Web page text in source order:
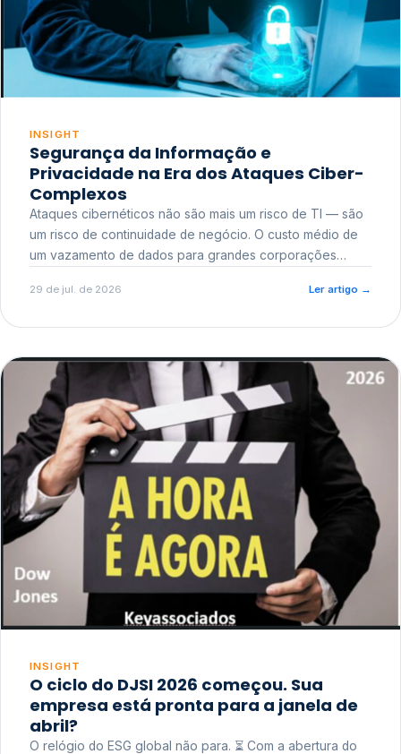
INSIGHT
Segurança da Informação e
Privacidade na Era dos Ataques Ciber-
Complexos
Ataques cibernéticos não são mais um risco de TI — são
um risco de continuidade de negócio. O custo médio de
um vazamento de dados para grandes corporações
reputacional e o risco regulatório junto a órgãos como a
29 de jul. de 2026 Ler artigo →
INSIGHT
O ciclo do DJSI 2026 começou. Sua
empresa está pronta para a janela de
abril?
O relógio do ESG global não para. ⏳ Com a abertura do